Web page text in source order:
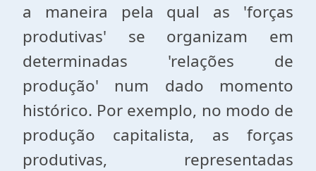
a maneira pela qual as 'forças
produtivas' se organizam em
determinadas 'relações de
produção' num dado momento
histórico. Por exemplo, no modo de
produção capitalista, as forças
produtivas, representadas